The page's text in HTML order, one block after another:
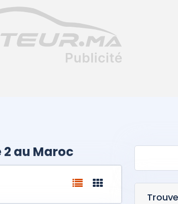
au Maroc